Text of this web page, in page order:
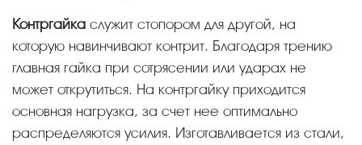
Контргайка служит стопором для другой, на
которую навинчивают контрит. Благодаря трению
главная гайка при сотрясении или ударах не
может открутиться. На контргайку приходится
основная нагрузка, за счет нее оптимально
распределяются усилия. Изготавливается из стали,